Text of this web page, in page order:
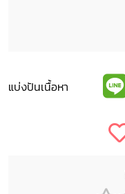
แบ่งปันเนื้อหา